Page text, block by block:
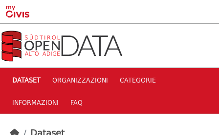
Skip to main content
DATASET ORGANIZZAZIONI CATEGORIE
INFORMAZIONI FAQ